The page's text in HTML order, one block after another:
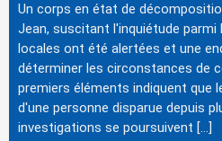
Un corps en état de
Jean, suscitant l'inquiétude
locales ont été alertées et une
déterminer les circonstances de
premiers éléments indiquent que
d'une personne disparue depuis
investigations se poursuivent […]